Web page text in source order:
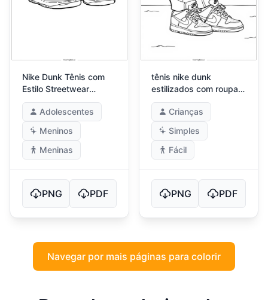
Nike Dunk Tênis com
Estilo Streetwear
Casual
Adolescentes
Meninos
Meninas
PNG PDF
tênis nike dunk
estilizados com roupas
de rua casuais
Crianças
Simples
Fácil
PNG PDF
Navegar por mais páginas para colorir